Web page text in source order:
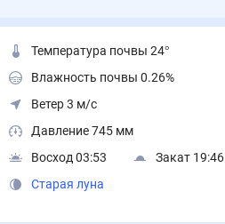
Температура почвы 24°
Влажность почвы 0.26%
Ветер 3 м/с
Давление 745 мм
Восход 03:53
Закат 19:46
Старая луна